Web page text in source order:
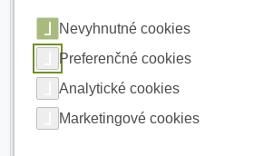
Nevyhnutné cookies
Preferenčné cookies
Analytické cookies
Marketingové cookies